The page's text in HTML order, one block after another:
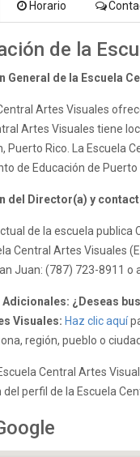
Horario
de la
General de la Escuela
Artes Visuales
Artes Visuales tiene
Puerto Rico. La Escuela
de Educación de Puerto
del Director(a) y
de la escuela
Central Artes Visuales
Juan: (787) 723-8911
Adicionales: ¿Deseas
Visuales: Haz clic aquí
región, pueblo o
Central Artes
perfil de la Escuela